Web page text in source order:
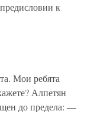
к
Мои ребята
Алпетян
до предела: —